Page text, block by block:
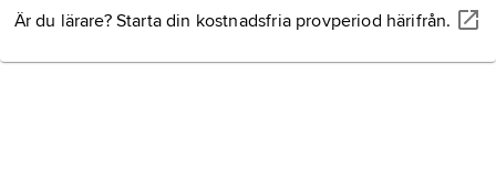
Är du lärare? Starta din kostnadsfria provperiod härifrån.